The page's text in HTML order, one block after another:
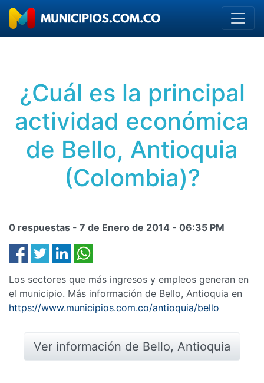
¿Cuál es la principal
actividad económica
de Bello, Antioquia
(Colombia)?
0 respuestas - 7 de Enero de 2014 - 06:35 PM
Los sectores que más ingresos y empleos generan en
el municipio. Más información de Bello, Antioquia en
https://www.municipios.com.co/antioquia/bello
Ver información de Bello, Antioquia